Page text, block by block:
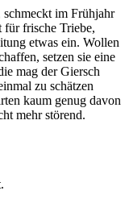
schmeckt im Frühjahr
für frische Triebe,
etwas ein. Wollen
setzen sie eine
mag der Giersch
zu schätzen
kaum genug davon
mehr störend.